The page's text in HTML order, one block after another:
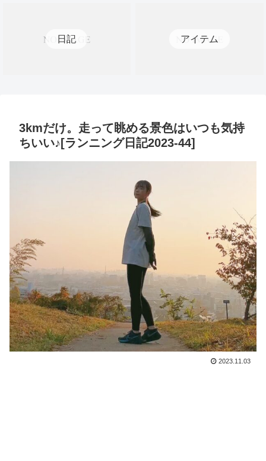
日記 アイテム
3kmだけ。走って眺める景色はいつも気持
ちいい♪[ランニング日記2023-44]
2023.11.03